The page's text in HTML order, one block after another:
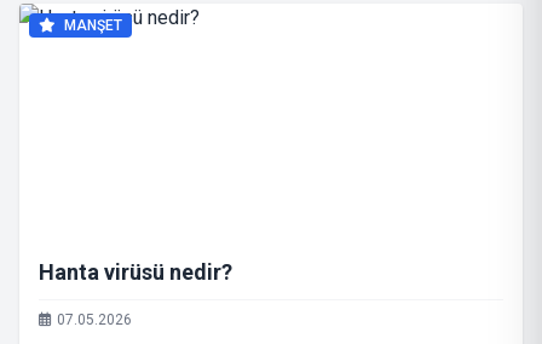
MANŞET
Hanta virüsü nedir?
07.05.2026